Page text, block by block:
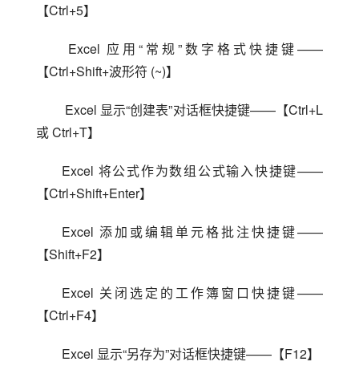
【Ctrl+5】
【Ctrl+Shift+波形符 (~)】
或 Ctrl+T】
Excel 将公式作为数组公式输入快捷键——
【Ctrl+Shift+Enter】
Excel 添加或编辑单元格批注快捷键——
【Shift+F2】
Excel 关闭选定的工作簿窗口快捷键——
【Ctrl+F4】
Excel 显示“另存为”对话框快捷键——【F12】